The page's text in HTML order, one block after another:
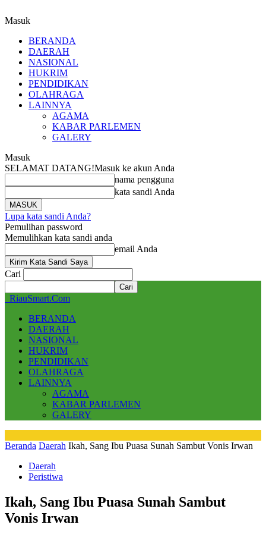
Masuk
BERANDA
DAERAH
NASIONAL
HUKRIM
PENDIDIKAN
OLAHRAGA
LAINNYA
AGAMA
KABAR PARLEMEN
GALERY
Masuk
SELAMAT DATANG!Masuk ke akun Anda
nama pengguna
kata sandi Anda
Lupa kata sandi Anda?
Pemulihan password
Memulihkan kata sandi anda
email Anda
Cari
RiauSmart.Com
BERANDA
DAERAH
NASIONAL
HUKRIM
PENDIDIKAN
OLAHRAGA
LAINNYA
AGAMA
KABAR PARLEMEN
GALERY
Beranda Daerah Ikah, Sang Ibu Puasa Sunah Sambut Vonis Irwan
Daerah
Peristiwa
Ikah, Sang Ibu Puasa Sunah Sambut
Vonis Irwan